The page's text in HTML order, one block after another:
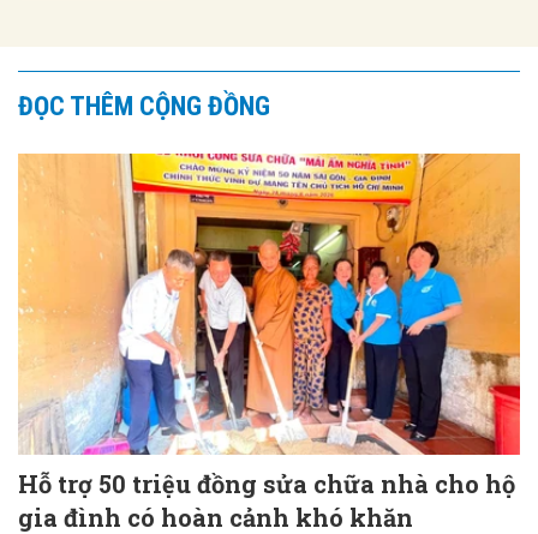
ĐỌC THÊM CỘNG ĐỒNG
Hỗ trợ 50 triệu đồng sửa chữa nhà cho hộ
gia đình có hoàn cảnh khó khăn